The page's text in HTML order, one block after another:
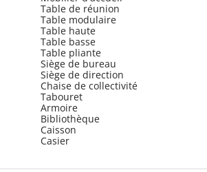
Table de réunion
Table modulaire
Table haute
Table basse
Table pliante
Siège de bureau
Siège de direction
Chaise de collectivité
Tabouret
Armoire
Bibliothèque
Caisson
Casier